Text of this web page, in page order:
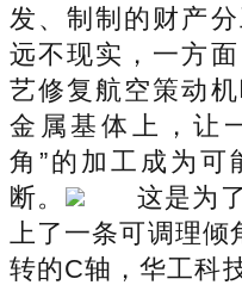
发、制制的财产
远不现实，一方
艺修复航空策动
金属基体上，让
角”的加工成为可
断。
这是为
上了一条可调理
转的C轴，华工科